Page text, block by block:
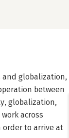
and globalization,
between
globalization,
across
order to arrive at